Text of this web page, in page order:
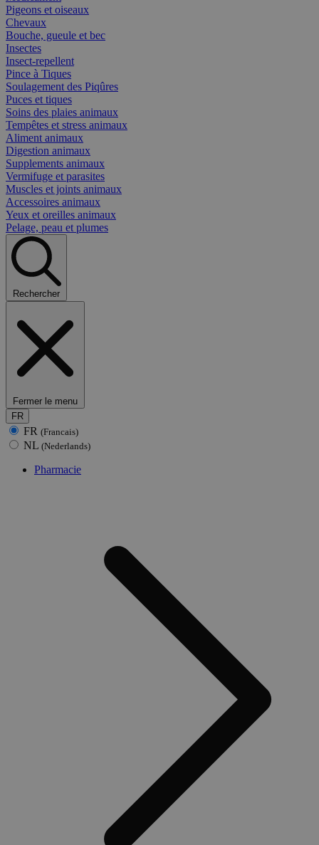
Pigeons et oiseaux
Chevaux
Bouche, gueule et bec
Insectes
Insect-repellent
Pince à Tiques
Soulagement des Piqûres
Puces et tiques
Soins des plaies animaux
Tempêtes et stress animaux
Aliment animaux
Digestion animaux
Supplements animaux
Vermifuge et parasites
Muscles et joints animaux
Accessoires animaux
Yeux et oreilles animaux
Pelage, peau et plumes
Rechercher
Fermer le menu
FR
FR (Francais)
NL (Nederlands)
Pharmacie